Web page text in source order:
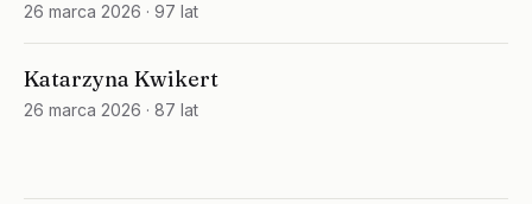
26 marca 2026 · 97 lat
Katarzyna Kwikert
26 marca 2026 · 87 lat